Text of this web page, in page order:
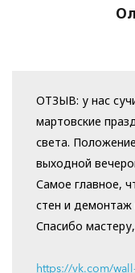
ОТЗЫВ: у нас
мартовские
света.
выходной
Самое главное,
стен и демонтаж
Спасибо
https://vk.com/